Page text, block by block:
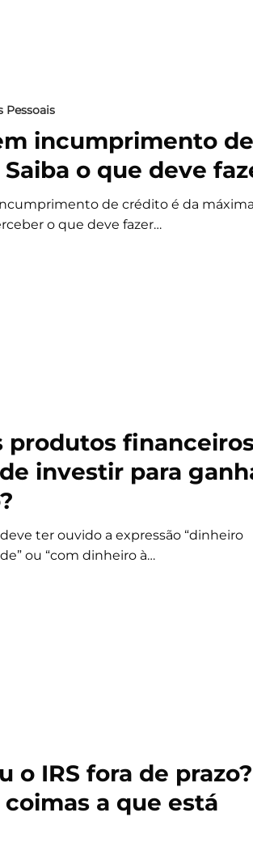
Pessoais
incumprimento de
o que deve
de crédito é da
o que deve fazer…
produtos
investir para
ter ouvido a expressão “dinheiro
ou “com dinheiro à…
o IRS fora de prazo?
coimas a que está